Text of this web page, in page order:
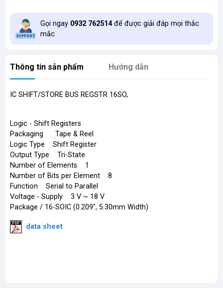
Gọi ngay 0932 762514để được giải đáp mọi thắc
mắc
Thông tin sản phẩm Hướng dẫn
IC SHIFT/STORE BUS REGSTR 16SO,
Logic - Shift Registers
Packaging Tape & Reel
Logic Type Shift Register
Output Type Tri-State
Number of Elements 1
Number of Bits per Element 8
Function Serial to Parallel
Voltage - Supply 3 V ~ 18 V
Package / 16-SOIC (0.209", 5.30mm Width)
data sheet